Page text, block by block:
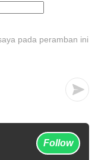
pada peramban ini
Follow